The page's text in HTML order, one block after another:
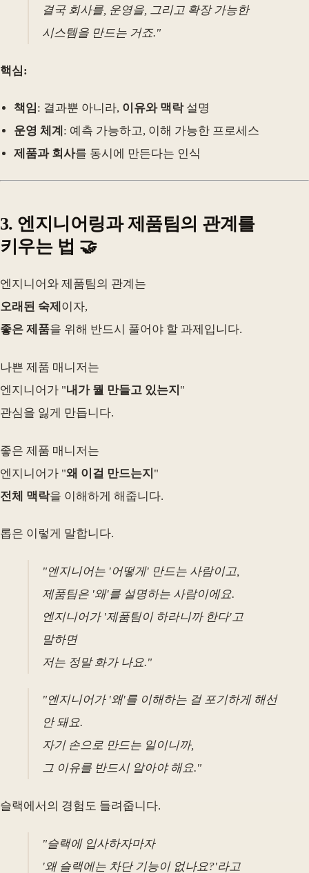
결국 회사를, 운영을, 그리고 확장 가능한
시스템을 만드는 거죠."
핵심:
책임: 결과뿐 아니라, 이유와 맥락설명
운영 체계 : 예측 가능하고, 이해 가능한 프로세스
제품과 회사를 동시에 만든다는 인식
3. 엔지니어링과 제품팀의 관계를
키우는 법 🤝
엔지니어와 제품팀의 관계는
오래된 숙제 이자,
좋은 제품을 위해 반드시 풀어야 할 과제입니다.
나쁜 제품 매니저는
엔지니어가 "내가 뭘 만들고 있는지 "
관심을 잃게 만듭니다.
좋은 제품 매니저는
엔지니어가 "왜 이걸 만드는지 "
전체 맥락을 이해하게 해줍니다.
롭은 이렇게 말합니다.
"엔지니어는 '어떻게' 만드는 사람이고,
제품팀은 '왜'를 설명하는 사람이에요.
엔지니어가 '제품팀이 하라니까 한다'고
말하면
저는 정말 화가 나요."
"엔지니어가 '왜'를 이해하는 걸 포기하게 해선
안 돼요.
자기 손으로 만드는 일이니까,
그 이유를 반드시 알아야 해요."
슬랙에서의 경험도 들려줍니다.
"슬랙에 입사하자마자
'왜 슬랙에는 차단 기능이 없나요?'라고